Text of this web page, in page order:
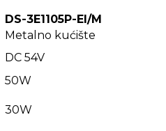
DS-3E1105P-EI/M
Metalno kućište
DC 54V
50W
30W